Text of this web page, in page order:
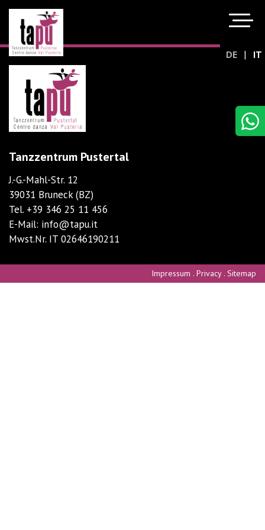
DE | IT
Tanzzentrum Pustertal
J.-G.-Mahl-Str. 12
39031 Bruneck (BZ)
Tel. +39 346 25 11 456
E-Mail: info@tapu.it
Mwst.Nr. IT 02646190211
Impressum . Privacy. Sitemap